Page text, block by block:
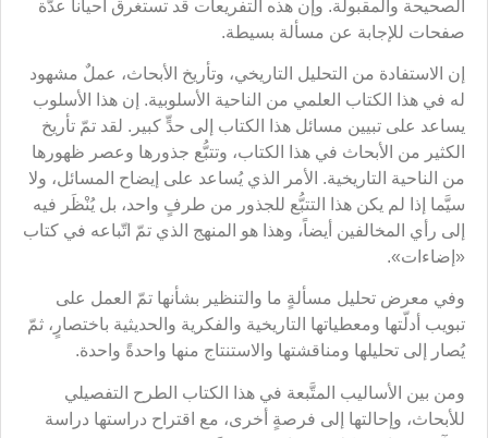
الصحيحة والمقبولة. وإن هذه التفريعات قد تستغرق أحياناً عدّة
صفحات للإجابة عن مسألة بسيطة.
إن الاستفادة من التحليل التاريخي، وتأريخ الأبحاث، عملٌ مشهود
له في هذا الكتاب العلمي من الناحية الأسلوبية. إن هذا الأسلوب
يساعد على تبيين مسائل هذا الكتاب إلى حدٍّ كبير. لقد تمّ تأريخ
الكثير من الأبحاث في هذا الكتاب، وتتبُّع جذورها وعصر ظهورها
من الناحية التاريخية. الأمر الذي يُساعد على إيضاح المسائل، ولا
سيَّما إذا لم يكن هذا التتبُّع للجذور من طرفٍ واحد، بل يُنْظَر فيه
إلى رأي المخالفين أيضاً، وهذا هو المنهج الذي تمّ اتّباعه في كتاب
«إضاءات».
وفي معرض تحليل مسألةٍ ما والتنظير بشأنها تمّ العمل على
تبويب أدلّتها ومعطياتها التاريخية والفكرية والحديثية باختصارٍ، ثمّ
يُصار إلى تحليلها ومناقشتها والاستنتاج منها واحدةً واحدة.
ومن بين الأساليب المتَّبعة في هذا الكتاب الطرح التفصيلي
للأبحاث، وإحالتها إلى فرصةٍ أخرى، مع اقتراح دراستها دراسة